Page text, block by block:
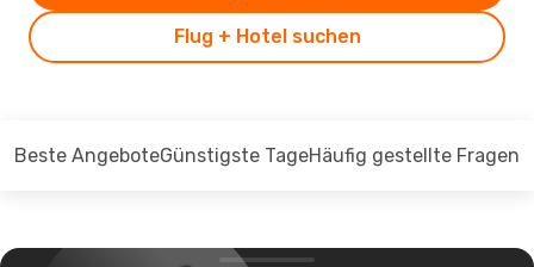
Flug + Hotel suchen
Beste AngeboteGünstigste TageHäufig gestellte Fragen